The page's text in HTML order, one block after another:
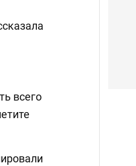
всего